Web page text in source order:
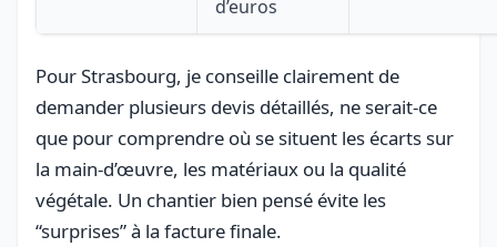
d’euros
Pour Strasbourg, je conseille clairement de
demander plusieurs devis détaillés, ne serait-ce
que pour comprendre où se situent les écarts sur
la main-d’œuvre, les matériaux ou la qualité
végétale. Un chantier bien pensé évite les
“surprises” à la facture finale.